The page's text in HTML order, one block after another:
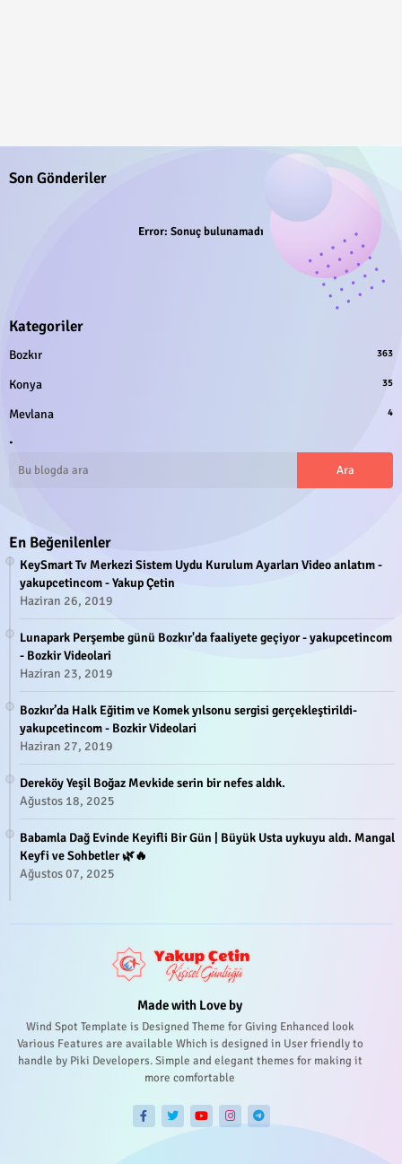
Son Gönderiler
Error: Sonuç bulunamadı
Kategoriler
Bozkır 363
Konya 35
Mevlana 4
.
En Beğenilenler
KeySmart Tv Merkezi Sistem Uydu Kurulum Ayarları Video anlatım -
yakupcetincom - Yakup Çetin
Haziran 26, 2019
Lunapark Perşembe günü Bozkır'da faaliyete geçiyor - yakupcetincom
- Bozkir Videolari
Haziran 23, 2019
Bozkır’da Halk Eğitim ve Komek yılsonu sergisi gerçekleştirildi-
yakupcetincom - Bozkir Videolari
Haziran 27, 2019
Dereköy Yeşil Boğaz Mevkide serin bir nefes aldık.
Ağustos 18, 2025
Babamla Dağ Evinde Keyifli Bir Gün | Büyük Usta uykuyu aldı. Mangal
Keyfi ve Sohbetler 🌿🔥
Ağustos 07, 2025
Made with Love by
Wind Spot Template is Designed Theme for Giving Enhanced look
Various Features are available Which is designed in User friendly to
handle by Piki Developers. Simple and elegant themes for making it
more comfortable